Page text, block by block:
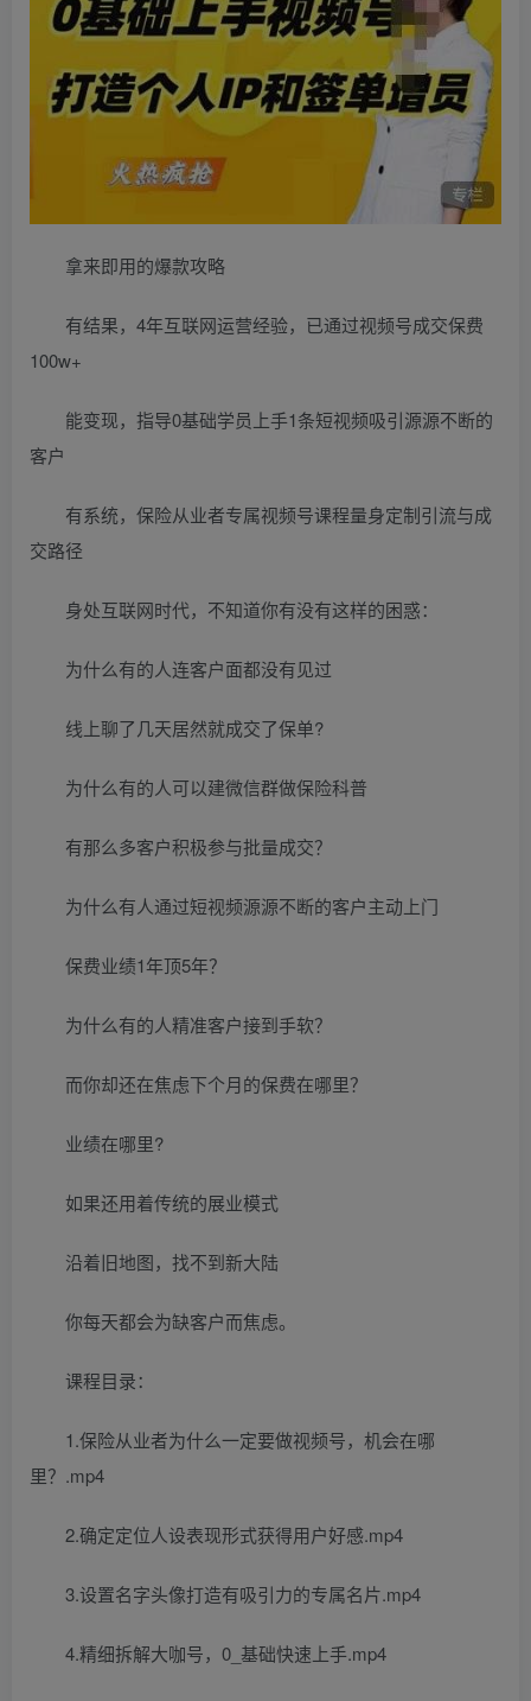
拿来即用的爆款攻略
有结果，4年互联网运营经验，已通过视频号成交保费
100w+
能变现，指导0基础学员上手1条短视频吸引源源不断的
客户
有系统，保险从业者专属视频号课程量身定制引流与成
交路径
身处互联网时代，不知道你有没有这样的困惑：
为什么有的人连客户面都没有见过
线上聊了几天居然就成交了保单?
为什么有的人可以建微信群做保险科普
有那么多客户积极参与批量成交？
为什么有人通过短视频源源不断的客户主动上门
保费业绩1年顶5年？
为什么有的人精准客户接到手软？
而你却还在焦虑下个月的保费在哪里？
业绩在哪里?
如果还用着传统的展业模式
沿着旧地图，找不到新大陆
你每天都会为缺客户而焦虑。
课程目录：
1.保险从业者为什么一定要做视频号，机会在哪
里？.mp4
2.确定定位人设表现形式获得用户好感.mp4
3.设置名字头像打造有吸引力的专属名片.mp4
4.精细拆解大咖号，0_基础快速上手.mp4